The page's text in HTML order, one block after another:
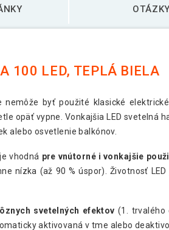
100 LED, TEPLÁ BIELA
byť použité klasické
opäť vypne. Vonkajšia LED svetelná
alebo osvetlenie balkónov.
vhodná pre vnútorné i vonkajšie
nízka (až 90 % úspor). Životnosť
svetelných efektov (1. trvalého
aktivovaná v tme alebo